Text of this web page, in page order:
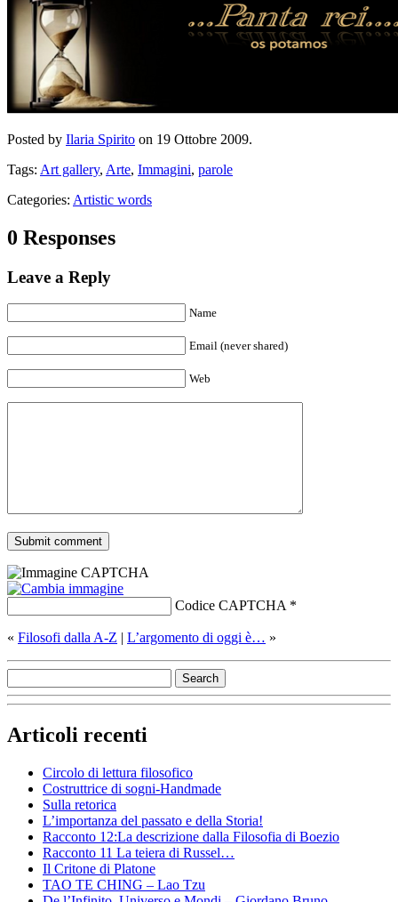
Posted by Ilaria Spirito on 19 Ottobre 2009.
Tags: Art gallery, Arte, Immagini, parole
Categories: Artistic words
0 Responses
Leave a Reply
Name
Email (never shared)
Web
Codice CAPTCHA *
« Filosofi dalla A-Z | L’argomento di oggi è… »
Articoli recenti
Circolo di lettura filosofico
Costruttrice di sogni-Handmade
Sulla retorica
L’importanza del passato e della Storia!
Racconto 12:La descrizione dalla Filosofia di Boezio
Racconto 11 La teiera di Russel…
Il Critone di Platone
TAO TE CHING – Lao Tzu